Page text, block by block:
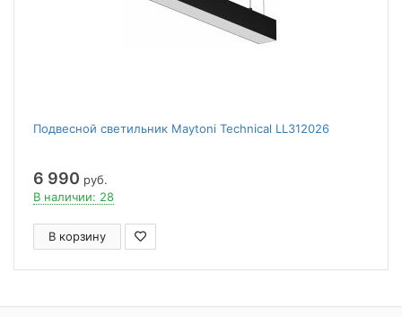
Подвесной светильник Maytoni Technical LL312026
6 990 руб.
В наличии: 28
В корзину